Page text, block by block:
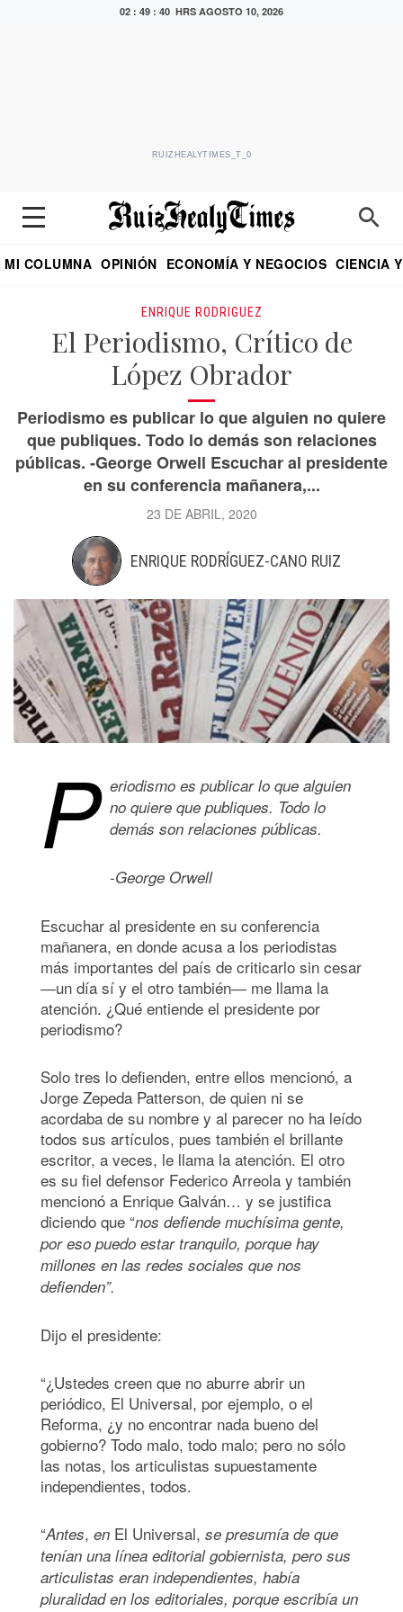
02 : 49 : 41 HRS AGOSTO 10, 2026
RUIZHEALYTIMES_T_0
MI COLUMNA OPINIÓN ECONOMÍA Y NEGOCIOS CIENCIA
ENRIQUE RODRIGUEZ
El Periodismo, Crítico de
López Obrador
Periodismo es publicar lo que alguien no quiere
que publiques. Todo lo demás son relaciones
públicas. -George Orwell Escuchar al presidente
en su conferencia mañanera,...
23 DE ABRIL, 2020
ENRIQUE RODRÍGUEZ-CANO RUIZ
P eriodismo es publicar lo que alguien
no quiere que publiques. Todo lo
demás son relaciones públicas.
-George Orwell
Escuchar al presidente en su conferencia
mañanera, en donde acusa a los periodistas
más importantes del país de criticarlo sin cesar
―un día sí y el otro también― me llama la
atención. ¿Qué entiende el presidente por
periodismo?
Solo tres lo defienden, entre ellos mencionó, a
Jorge Zepeda Patterson, de quien ni se
acordaba de su nombre y al parecer no ha leído
todos sus artículos, pues también el brillante
escritor, a veces, le llama la atención. El otro
es su fiel defensor Federico Arreola y también
mencionó a Enrique Galván… y se justifica
diciendo que “nos defiende muchísima gente,
por eso puedo estar tranquilo, porque hay
millones en las redes sociales que nos
defienden”.
Dijo el presidente:
“¿Ustedes creen que no aburre abrir un
periódico, El Universal, por ejemplo, o el
Reforma, ¿y no encontrar nada bueno del
gobierno? Todo malo, todo malo; pero no sólo
las notas, los articulistas supuestamente
independientes, todos.
“Antes, en El Universal, se presumía de que
tenían una línea editorial gobiernista, pero sus
articulistas eran independientes, había
pluralidad en los editoriales, porque escribía un